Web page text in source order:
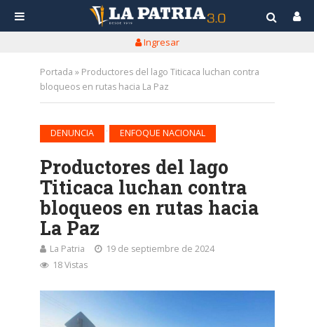
Ingresar
Portada » Productores del lago Titicaca luchan contra
bloqueos en rutas hacia La Paz
DENUNCIA ENFOQUE NACIONAL
Productores del lago
Titicaca luchan contra
bloqueos en rutas hacia
La Paz
La Patria
19 de septiembre de 2024
18 Vistas